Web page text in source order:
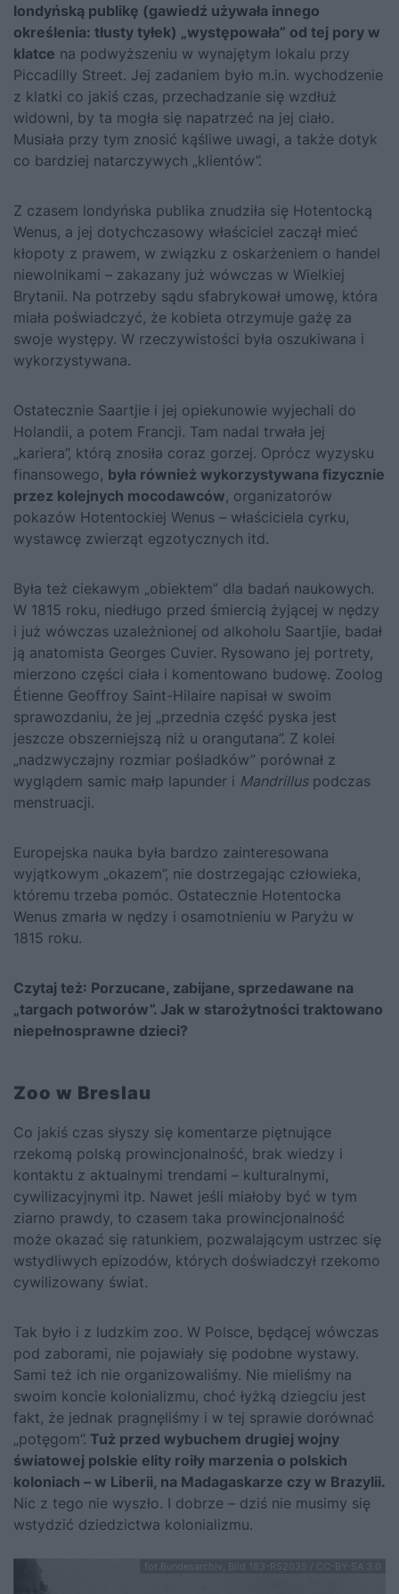
londyńską publikę (gawiedź używała innego
określenia: tłusty tyłek) „występowała” od tej pory w
klatce na podwyższeniu w wynajętym lokalu przy
Piccadilly Street. Jej zadaniem było m.in. wychodzenie
z klatki co jakiś czas, przechadzanie się wzdłuż
widowni, by ta mogła się napatrzeć na jej ciało.
Musiała przy tym znosić kąśliwe uwagi, a także dotyk
co bardziej natarczywych „klientów”.
Z czasem londyńska publika znudziła się Hotentocką
Wenus, a jej dotychczasowy właściciel zaczął mieć
kłopoty z prawem, w związku z oskarżeniem o handel
niewolnikami – zakazany już wówczas w Wielkiej
Brytanii. Na potrzeby sądu sfabrykował umowę, która
miała poświadczyć, że kobieta otrzymuje gażę za
swoje występy. W rzeczywistości była oszukiwana i
wykorzystywana.
Ostatecznie Saartjie i jej opiekunowie wyjechali do
Holandii, a potem Francji. Tam nadal trwała jej
„kariera”, którą znosiła coraz gorzej. Oprócz wyzysku
finansowego, była również wykorzystywana fizycznie
przez kolejnych mocodawców, organizatorów
pokazów Hotentockiej Wenus – właściciela cyrku,
wystawcę zwierząt egzotycznych itd.
Była też ciekawym „obiektem” dla badań naukowych.
W 1815 roku, niedługo przed śmiercią żyjącej w nędzy
i już wówczas uzależnionej od alkoholu Saartjie, badał
ją anatomista Georges Cuvier. Rysowano jej portrety,
mierzono części ciała i komentowano budowę. Zoolog
Étienne Geoffroy Saint-Hilaire napisał w swoim
sprawozdaniu, że jej „przednia część pyska jest
jeszcze obszerniejszą niż u orangutana”. Z kolei
„nadzwyczajny rozmiar pośladków” porównał z
wyglądem samic małp lapunder i Mandrilluspodczas
menstruacji.
Europejska nauka była bardzo zainteresowana
wyjątkowym „okazem”, nie dostrzegając człowieka,
któremu trzeba pomóc. Ostatecznie Hotentocka
Wenus zmarła w nędzy i osamotnieniu w Paryżu w
1815 roku.
Czytaj też: Porzucane, zabijane, sprzedawane na
„targach potworów”. Jak w starożytności traktowano
niepełnosprawne dzieci?
Zoo w Breslau
Co jakiś czas słyszy się komentarze piętnujące
rzekomą polską prowincjonalność, brak wiedzy i
kontaktu z aktualnymi trendami – kulturalnymi,
cywilizacyjnymi itp. Nawet jeśli miałoby być w tym
ziarno prawdy, to czasem taka prowincjonalność
może okazać się ratunkiem, pozwalającym ustrzec się
wstydliwych epizodów, których doświadczył rzekomo
cywilizowany świat.
Tak było i z ludzkim zoo. W Polsce, będącej wówczas
pod zaborami, nie pojawiały się podobne wystawy.
Sami też ich nie organizowaliśmy. Nie mieliśmy na
swoim koncie kolonializmu, choć łyżką dziegciu jest
fakt, że jednak pragnęliśmy i w tej sprawie dorównać
„potęgom”. Tuż przed wybuchem drugiej wojny
światowej polskie elity roiły marzenia o polskich
koloniach – w Liberii, na Madagaskarze czy w Brazylii.
Nic z tego nie wyszło. I dobrze – dziś nie musimy się
wstydzić dziedzictwa kolonializmu.
fot.Bundesarchiv, Bild 183-R52035 / CC-BY-SA 3.0